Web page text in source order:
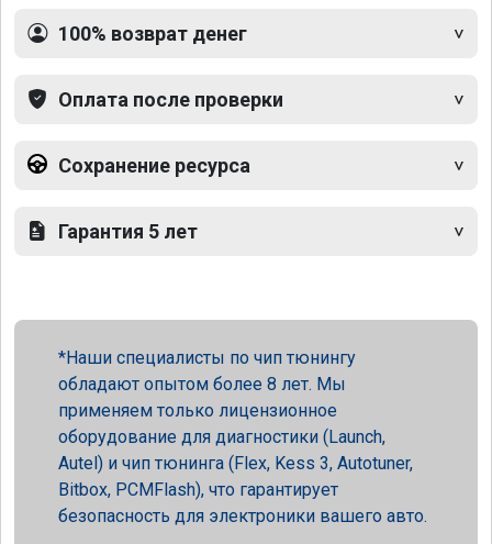
100% возврат денег
Оплата после проверки
Сохранение ресурса
Гарантия 5 лет
Наши специалисты по чип тюнингу
обладают опытом более 8 лет. Мы
применяем только лицензионное
оборудование для диагностики (Launch,
Autel) и чип тюнинга (Flex, Kess 3, Autotuner,
Bitbox, PCMFlash), что гарантирует
безопасность для электроники вашего авто.